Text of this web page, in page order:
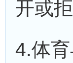
开或
4.体